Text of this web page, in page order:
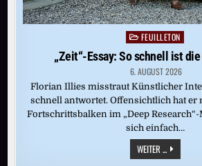
PostedFEUILLETON
„Zeit“-Essay: So schnell ist
6. AUGUST 2026
Florian Illies misstraut Künstlicher
schnell antwortet. Offensichtlich hat er
Fortschrittsbalken im „Deep
sich einfach…
WEITER ...„ZEIT“-
ESSAY: